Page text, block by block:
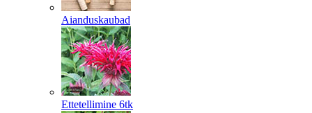
Aianduskaubad
Ettetellimine 6tk